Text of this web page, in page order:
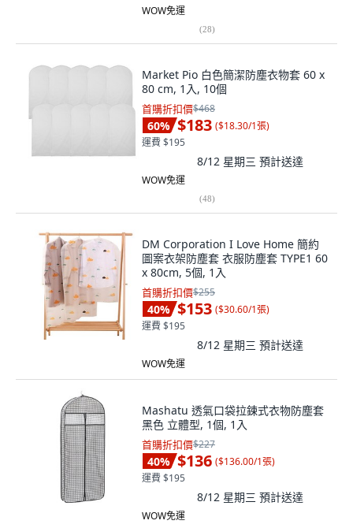
WOW免運
(28)
Market Pio 白色簡潔防塵衣物套 60 x
80 cm, 1入, 10個
首購折扣價$468
60% $183 ($18.30/1張)
運費 $195
8/12 星期三 預計送達
WOW免運
(48)
DM Corporation I Love Home 簡約
圖案衣架防塵套 衣服防塵套 TYPE1 60
x 80cm, 5個, 1入
首購折扣價$255
40% $153 ($30.60/1張)
運費 $195
8/12 星期三 預計送達
WOW免運
Mashatu 透氣口袋拉鍊式衣物防塵套
黑色 立體型, 1個, 1入
首購折扣價$227
40% $136 ($136.00/1張)
運費 $195
8/12 星期三 預計送達
WOW免運